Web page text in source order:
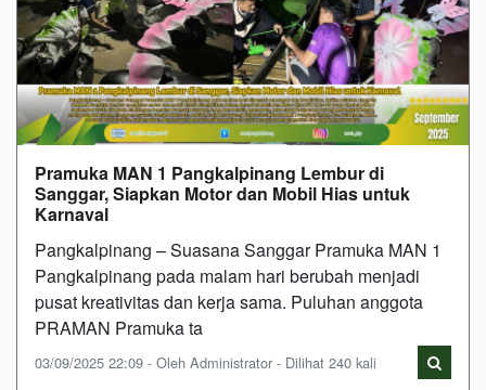
Pramuka MAN 1 Pangkalpinang Lembur di
Sanggar, Siapkan Motor dan Mobil Hias untuk
Karnaval
Pangkalpinang – Suasana Sanggar Pramuka MAN 1
Pangkalpinang pada malam hari berubah menjadi
pusat kreativitas dan kerja sama. Puluhan anggota
PRAMAN Pramuka ta
03/09/2025 22:09 - Oleh Administrator - Dilihat 240 kali